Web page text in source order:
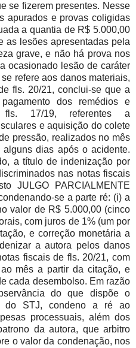
se fizerem presentes. Nesse
apurados e provas coligidas
a quantia de R$ 5.000,00
as lesões apresentadas pela
grave, e não há prova nos
ocasionado lesão de caráter
refere aos danos materiais,
fls. 20/21, conclui-se que a
dos remédios e
17/19, referentes a
e aquisição do colete
pressão, realizados no mês
dias após o acidente.
a título de indenização por
nas notas fiscais
JULGO PARCIALMENTE
se a parte ré: (i) a
valor de R$ 5.000,00 (cinco
com juros de 1% (um por
e correção monetária a
a autora pelos danos
fiscais de fls. 20/21, com
mês a partir da citação, e
cada desembolso. Em razão
do que dispõe o
do STJ, condeno a ré ao
processuais, além dos
da autora, que arbitro
o valor da condenação, nos